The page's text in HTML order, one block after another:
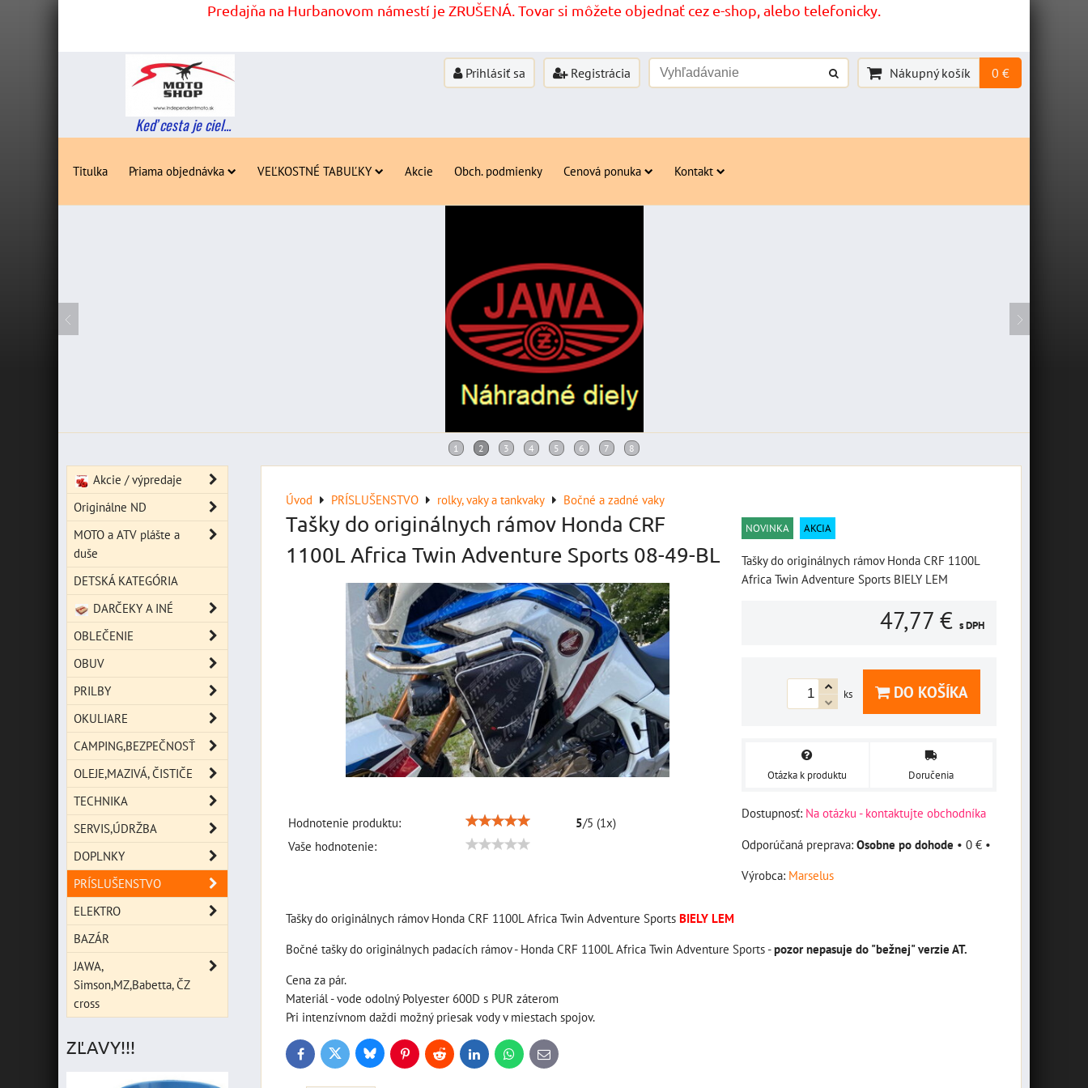
Predajňa na Hurbanovom námestí je ZRUŠENÁ. Tovar si môžete objednať cez e-shop, alebo telefonicky.
Keď cesta je ciel...
Prihlásiť sa Registrácia Nákupný košík 0 €
Titulka Priama objednávka VEĽKOSTNÉ TABUĽKY Akcie Obch. podmienky Cenová ponuka Kontakt
Úvod PRÍSLUŠENSTVO rolky, vaky a tankvaky Bočné a zadné vaky
Tašky do originálnych rámov Honda CRF
1100L Africa Twin Adventure Sports 08-49-BL
Hodnotenie produktu: 5/5 (1x)
Vaše hodnotenie:
NOVINKA AKCIA
Tašky do originálnych rámov Honda CRF 1100L
Africa Twin Adventure Sports BIELY LEM
47,77 € s DPH
ks DO KOŠÍKA
Otázka k produktu Doručenia
Dostupnosť: Na otázku - kontaktujte obchodníka
Osobne po dohode • 0 € •
Výrobca: Marselus
Tašky do originálnych rámov Honda CRF 1100L Africa Twin Adventure Sports BIELY LEM
Bočné tašky do originálnych padacích rámov - Honda CRF 1100L Africa Twin Adventure Sports -pozor nepasuje do "bežnej" verzie AT.
Cena za pár.
Materiál - vode odolný Polyester 600D s PUR záterom
Pri intenzívnom daždi možný priesak vody v miestach spojov.
FacebookTwitter BlueskyPinterestReddit LinkedInWhatsApp
E-
mail
Akcie / výpredaje
Originálne ND
MOTO a ATV plášte a
duše
DETSKÁ KATEGÓRIA
DARČEKY A INÉ
OBLEČENIE
OBUV
PRILBY
OKULIARE
CAMPING,BEZPEČNOSŤ
OLEJE,MAZIVÁ, ČISTIČE
TECHNIKA
SERVIS,ÚDRŽBA
DOPLNKY
PRÍSLUŠENSTVO
ELEKTRO
BAZÁR
JAWA,
Simson,MZ,Babetta, ČZ
cross
ZĽAVY!!!